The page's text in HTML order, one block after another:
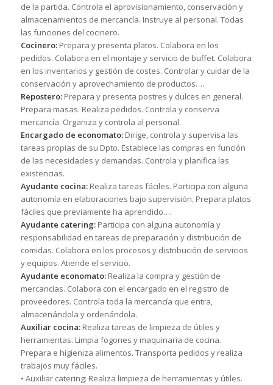
de la partida. Controla el aprovisionamiento, conservación y
almacenamientos de mercancía. Instruye al personal. Todas
las funciones del cocinero.
Cocinero:Prepara y presenta platos. Colabora en los
pedidos. Colabora en el montaje y servicio de buffet. Colabora
en los inventarios y gestión de costes. Controlar y cuidar de la
conservación y aprovechamiento de productos….
Repostero:Prepara y presenta postres y dulces en general.
Prepara masas. Realiza pedidos. Controla y conserva
mercancía. Organiza y controla al personal.
Encargado de economato:Dirige, controla y supervisa las
tareas propias de su Dpto. Establece las compras en función
de las necesidades y demandas. Controla y planifica las
existencias.
Ayudante cocina:Realiza tareas fáciles. Participa con alguna
autonomía en elaboraciones bajo supervisión. Prepara platos
fáciles que previamente ha aprendido….
Ayudante catering:Participa con alguna autonomía y
responsabilidad en tareas de preparación y distribución de
comidas. Colabora en los procesos y distribución de servicios
y equipos. Atiende el servicio.
Ayudante economato:Realiza la compra y gestión de
mercancías. Colabora con el encargado en el registro de
proveedores. Controla toda la mercancía que entra,
almacenándola y ordenándola.
Auxiliar cocina:Realiza tareas de limpieza de útiles y
herramientas. Limpia fogones y maquinaria de cocina.
Prepara e higieniza alimentos. Transporta pedidos y realiza
trabajos muy fáciles.
• Auxiliar catering: Realiza limpieza de herramientas y útiles.